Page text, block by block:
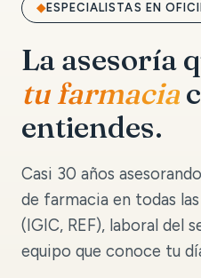
ESPECIALISTAS EN
La asesoría
tu farmacia
entiendes.
Casi 30 años
de farmacia en todas
(IGIC, REF), laboral del
equipo que conoce tu